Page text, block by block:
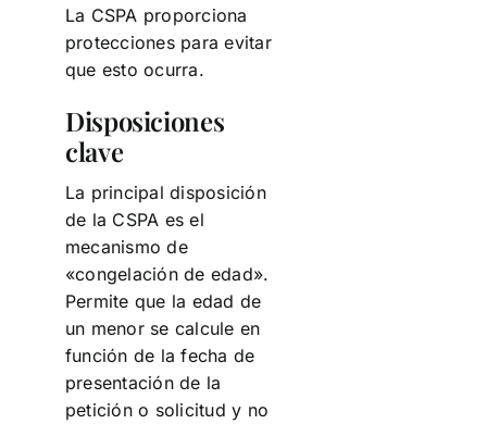
La CSPA proporciona
protecciones para evitar
que esto ocurra.
Disposiciones
clave
La principal disposición
de la CSPA es el
mecanismo de
«congelación de edad».
Permite que la edad de
un menor se calcule en
función de la fecha de
presentación de la
petición o solicitud y no